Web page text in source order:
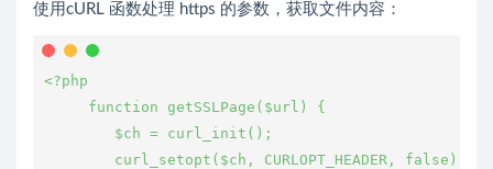
使用cURL 函数处理 https 的参数，获取文件内容：
<?php
     function getSSLPage($url) {
        $ch = curl_init();
        curl_setopt($ch, CURLOPT_HEADER, false);